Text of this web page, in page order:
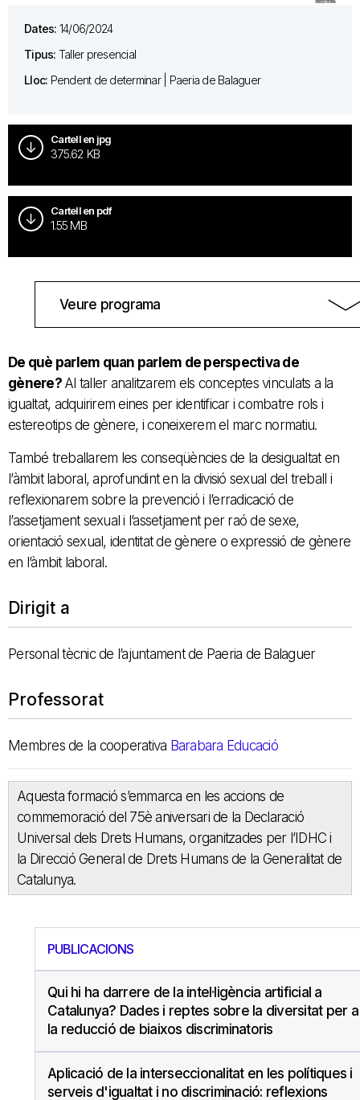
Dates: 14/06/2024
Tipus: Taller presencial
Lloc: Pendent de determinar | Paeria de Balaguer
Cartell en jpg
375.62 KB
Cartell en pdf
1.55 MB
Veure programa
De què parlem quan parlem de perspectiva de
gènere? Al taller analitzarem els conceptes vinculats a la
igualtat, adquirirem eines per identificar i combatre rols i
estereotips de gènere, i coneixerem el marc normatiu.
També treballarem les conseqüències de la desigualtat en
l’àmbit laboral, aprofundint en la divisió sexual del treball i
reflexionarem sobre la prevenció i l’erradicació de
l’assetjament sexual i l’assetjament per raó de sexe,
orientació sexual, identitat de gènere o expressió de gènere
en l’àmbit laboral.
Dirigit a
Personal tècnic de l’ajuntament de Paeria de Balaguer
Professorat
Membres de la cooperativa Barabara Educació
Aquesta formació s’emmarca en les accions de
commemoració del 75è aniversari de la Declaració
Universal dels Drets Humans, organitzades per l’IDHC i
la Direcció General de Drets Humans de la Generalitat de
Catalunya.
PUBLICACIONS
Qui hi ha darrere de la intel·ligència artificial a
Catalunya? Dades i reptes sobre la diversitat per a
la reducció de biaixos discriminatoris
Aplicació de la interseccionalitat en les polítiques i
serveis d'igualtat i no discriminació: reflexions